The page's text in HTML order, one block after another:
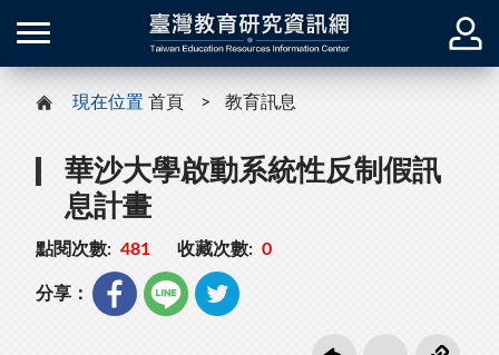
現在位置 首頁 教育訊息
華沙大學啟動系統性反制假訊
息計畫
點閱次數: 481 收藏次數: 0
分享：